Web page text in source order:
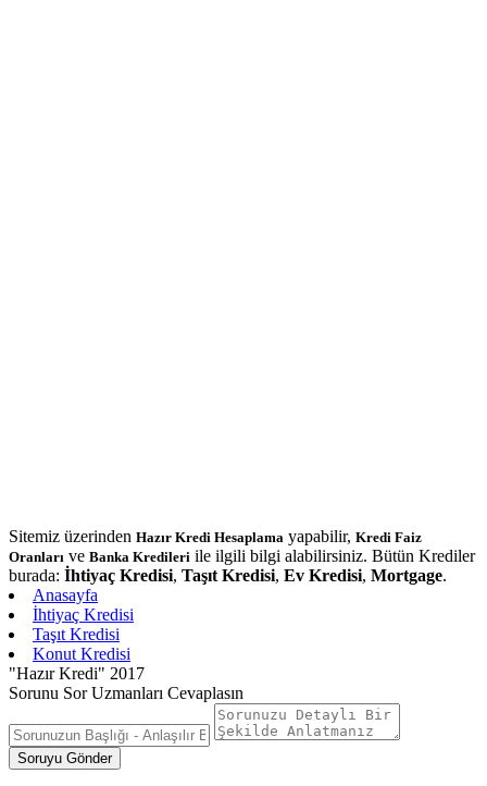
Sitemiz üzerinden Hazır Kredi Hesaplama yapabilir, Kredi Faiz
Oranları ve Banka Kredileri ile ilgili bilgi alabilirsiniz. Bütün Krediler
burada: İhtiyaç Kredisi, Taşıt Kredisi, Ev Kredisi, Mortgage.
Anasayfa
İhtiyaç Kredisi
Taşıt Kredisi
Konut Kredisi
"Hazır Kredi" 2017
Sorunu Sor Uzmanları Cevaplasın